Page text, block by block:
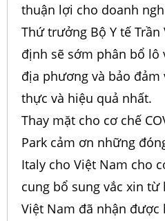
thuận lợi cho doanh
Thứ trưởng Bộ Y tế Trần
định sẽ sớm phân bổ lô
địa phương và bảo
thực và hiệu quả nhất.
Thay mặt cho cơ chế
Park cảm ơn những
Italy cho Việt Nam cho
cung bổ sung vắc xin từ
Việt Nam đã nhận được